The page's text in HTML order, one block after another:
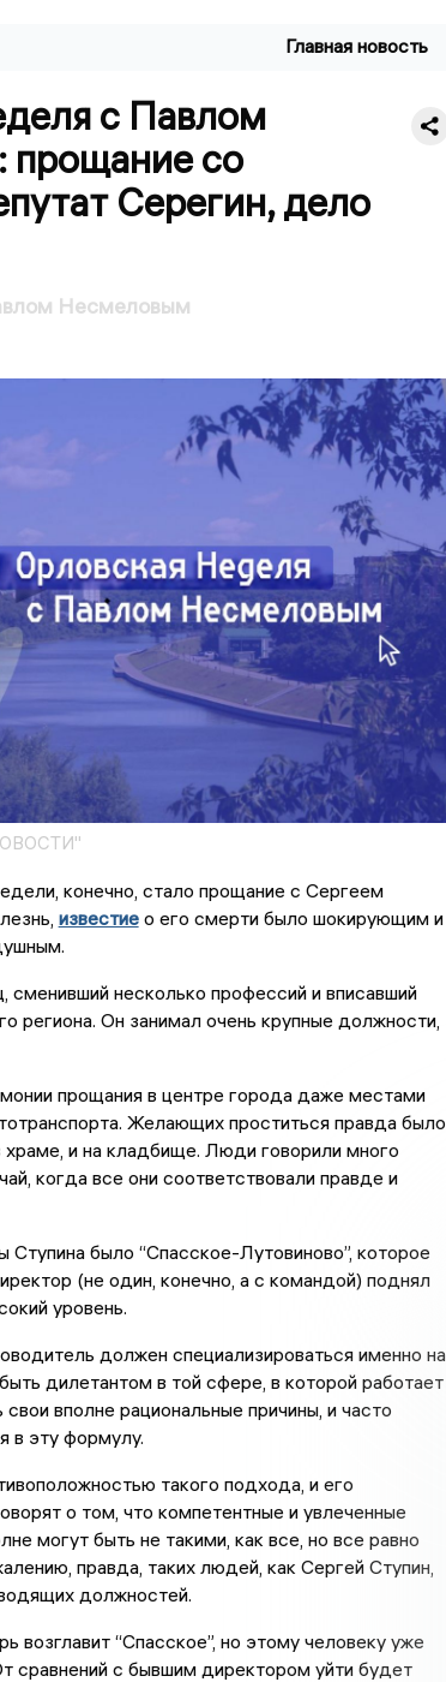
Главная новость
с Павлом
со
Серегин, дело
Несмеловым
конечно, стало прощание с Сергеем
известиео его смерти было шокирующим и
сменивший несколько профессий и вписавший
региона. Он занимал очень крупные должности,
прощания в центре города даже местами
Желающих проститься правда было
и на кладбище. Люди говорили много
когда все они соответствовали правде и
было “Спасское-Лутовиново”, которое
(не один, конечно, а с командой) поднял
уровень.
должен специализироваться именно на
дилетантом в той сфере, в которой работает
вполне рациональные причины, и часто
в эту формулу.
такого подхода, и его
о том, что компетентные и увлеченные
могут быть не такими, как все, но все равно
правда, таких людей, как Сергей Ступин,
должностей.
возглавит “Спасское”, но этому человеку уже
сравнений с бывшим директором уйти будет